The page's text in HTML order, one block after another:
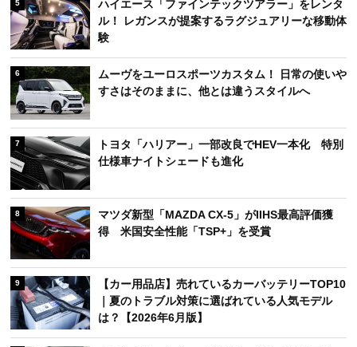
5
ハイエース「ファインテックツアラー」をレンタ
ル！ レガンスが提案するラグジュアリーな移動体
験
6
ムーヴをユーロスポーツカスタム！ 日常の使いや
すさはそのままに、他とは違うスタイルへ
7
トヨタ「ハリアー」一部改良でHEV一本化 特別
仕様車ナイトシェードも進化
8
マツダ新型「MAZDA CX-5」がIIHS最高評価獲
得 米国安全性能「TSP+」を受賞
9
【カー用品店】売れているカーバッテリーTOP10
｜夏のトラブル対策に選ばれている人気モデル
は？【2026年6月版】